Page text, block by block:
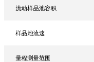
流动样品池容积
样品池流速
量程测量范围